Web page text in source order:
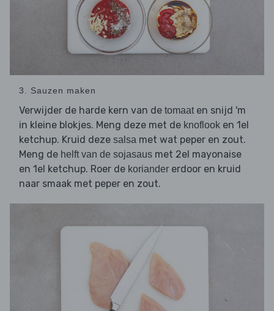
3. Sauzen maken
Verwijder de harde kern van de tomaaten snijd 'm
in kleine blokjes. Meng deze met de knoflook en 1el
ketchup. Kruid deze salsa met wat peper en zout.
Meng de helft van de sojasaus met 2el mayonaise
en 1el ketchup. Roer de koriander erdoor en kruid
naar smaak met peper en zout.